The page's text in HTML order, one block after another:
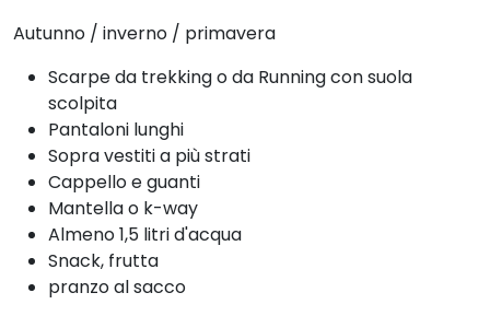
Autunno / inverno / primavera
Scarpe da trekking o da Running con suola
scolpita
Pantaloni lunghi
Sopra vestiti a più strati
Cappello e guanti
Mantella o k-way
Almeno 1,5 litri d'acqua
Snack, frutta
pranzo al sacco